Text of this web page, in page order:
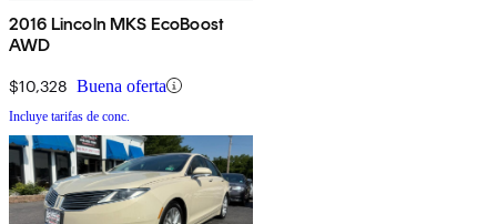
2016 Lincoln MKS EcoBoost
AWD
$10,328 Buena oferta
Incluye tarifas de conc.